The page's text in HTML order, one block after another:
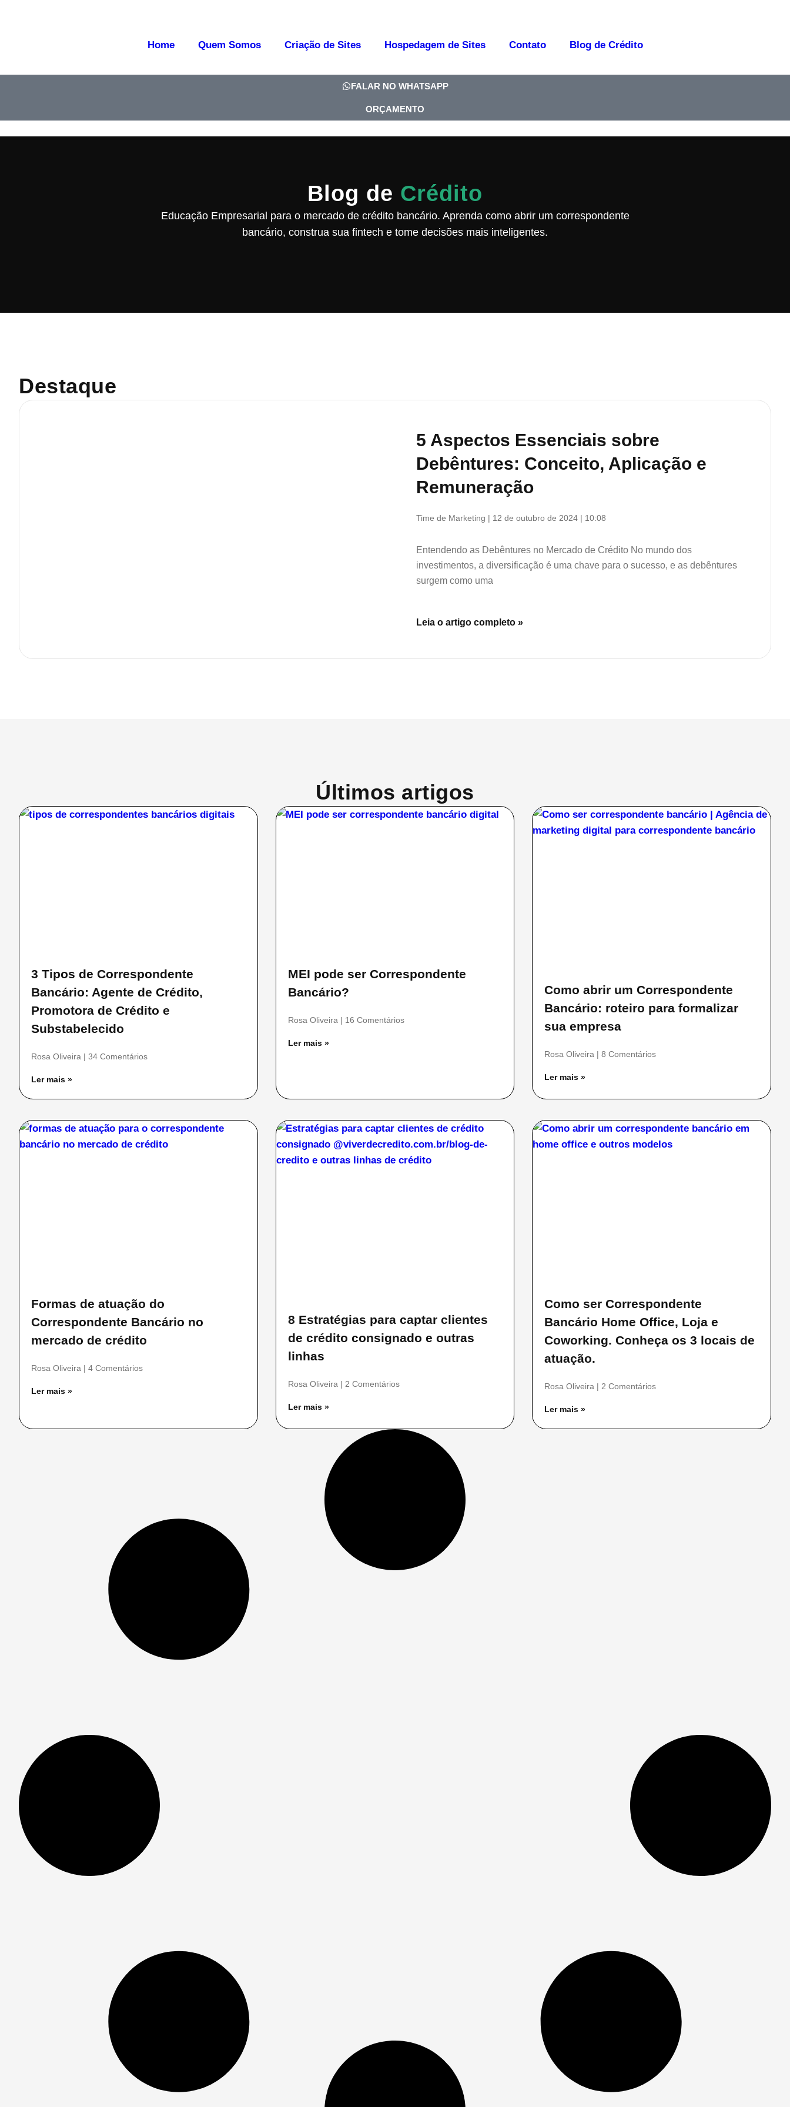
Home Quem Somos Criação de Sites Hospedagem de Sites Contato Blog de Crédito
FALAR NO WHATSAPP
ORÇAMENTO
Blog de Crédito
Educação Empresarial para o mercado de crédito bancário. Aprenda como abrir um correspondente
bancário, construa sua fintech e tome decisões mais inteligentes.
Destaque
5 Aspectos Essenciais sobre
Debêntures: Conceito, Aplicação e
Remuneração
Time de Marketing 12 de outubro de 2024 10:08
Entendendo as Debêntures no Mercado de Crédito No mundo dos
investimentos, a diversificação é uma chave para o sucesso, e as debêntures
surgem como uma
Leia o artigo completo »
Últimos artigos
3 Tipos de Correspondente
Bancário: Agente de Crédito,
Promotora de Crédito e
Substabelecido
Rosa Oliveira 34 Comentários
Ler mais »
MEI pode ser Correspondente
Bancário?
Rosa Oliveira 16 Comentários
Ler mais »
Como abrir um Correspondente
Bancário: roteiro para formalizar
sua empresa
Rosa Oliveira 8 Comentários
Ler mais »
Formas de atuação do
Correspondente Bancário no
mercado de crédito
Rosa Oliveira 4 Comentários
Ler mais »
8 Estratégias para captar clientes
de crédito consignado e outras
linhas
Rosa Oliveira 2 Comentários
Ler mais »
Como ser Correspondente
Bancário Home Office, Loja e
Coworking. Conheça os 3 locais de
atuação.
Rosa Oliveira 2 Comentários
Ler mais »